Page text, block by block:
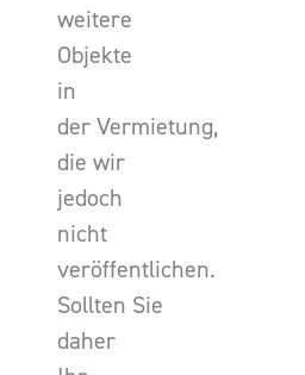
weitere
Objekte
in
der Vermietung,
die wir
jedoch
nicht
veröffentlichen.
Sollten Sie
daher